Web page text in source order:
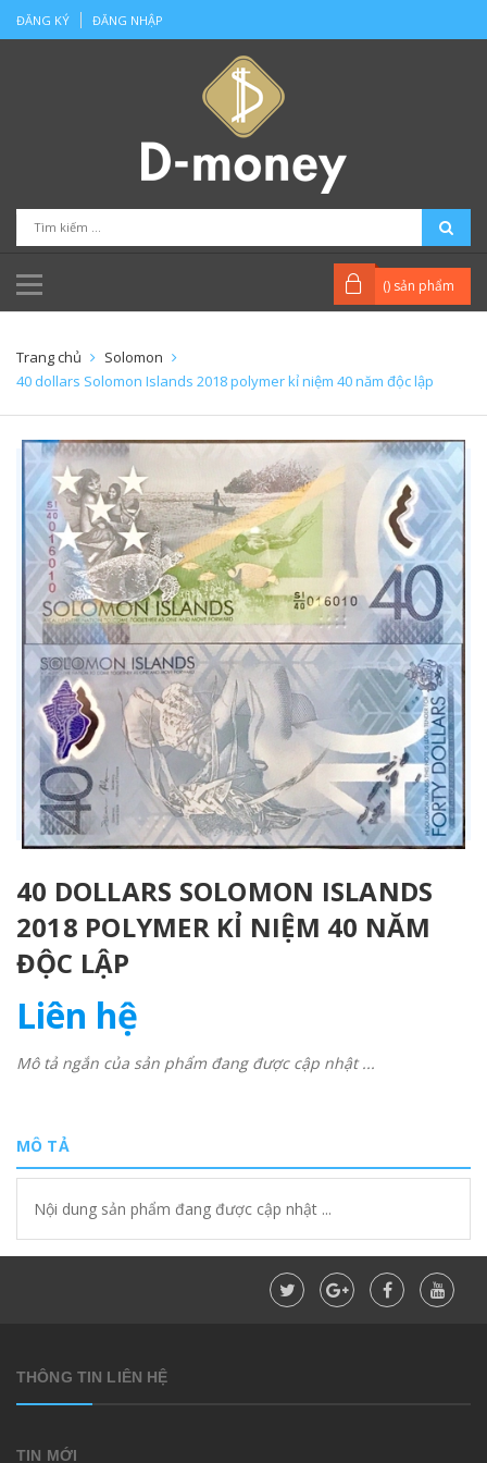
ĐĂNG KÝ ĐĂNG NHẬP
() sản phẩm
Trang chủ
Solomon
40 dollars Solomon Islands 2018 polymer kỉ niệm 40 năm độc lập
40 DOLLARS SOLOMON ISLANDS
2018 POLYMER KỈ NIỆM 40 NĂM
ĐỘC LẬP
Liên hệ
Mô tả ngắn của sản phẩm đang được cập nhật ...
MÔ TẢ
Nội dung sản phẩm đang được cập nhật ...
THÔNG TIN LIÊN HỆ
TIN MỚI